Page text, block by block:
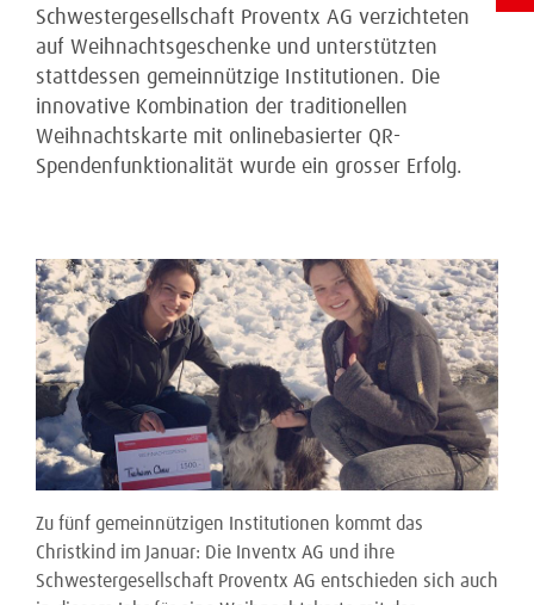
Schwestergesellschaft Proventx AG verzichteten
auf Weihnachtsgeschenke und unterstützten
stattdessen gemeinnützige Institutionen. Die
innovative Kombination der traditionellen
Weihnachtskarte mit onlinebasierter QR-
Spendenfunktionalität wurde ein grosser Erfolg.
Zu fünf gemeinnützigen Institutionen kommt das
Christkind im Januar: Die Inventx AG und ihre
Schwestergesellschaft Proventx AG entschieden sich auch